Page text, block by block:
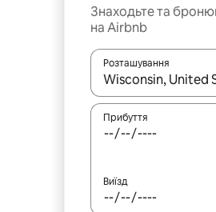
Знаходьте та
на Airbnb
Розташування
Отримавши
Прибуття
Виїзд